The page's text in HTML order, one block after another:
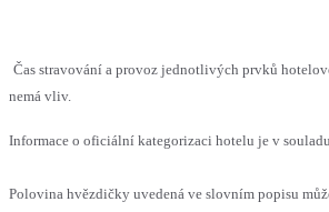
Čas stravování a provoz jednotlivých prvků
nemá vliv.
Informace o oficiální kategorizaci hotelu je v
Polovina hvězdičky uvedená ve slovním popisu